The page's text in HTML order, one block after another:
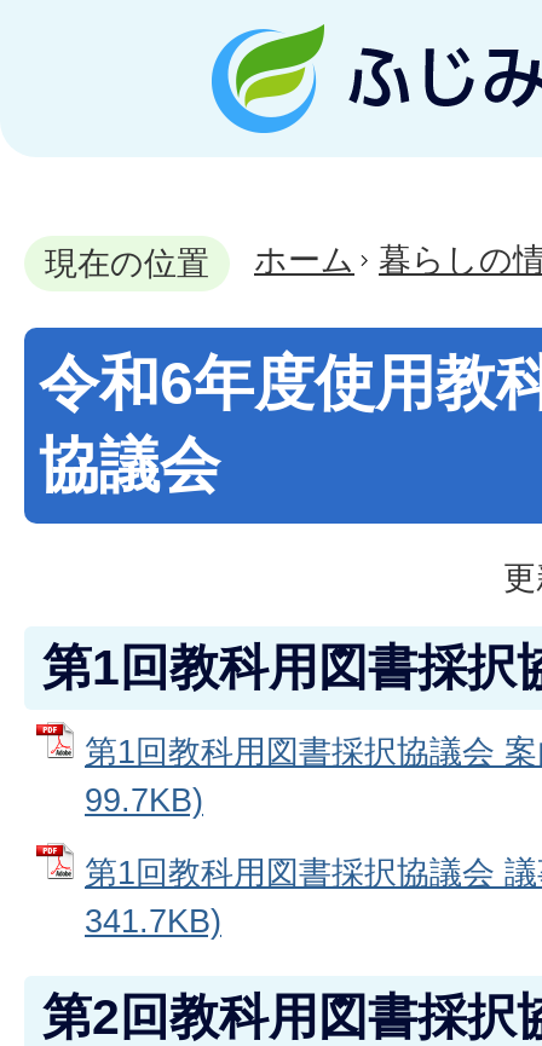
現在の位置 ホーム 暮らしの
令和6年度使用教
協議会
第1回教科用図書採択
第1回教科用図書採択協議会
99.7KB)
第1回教科用図書採択協議会
341.7KB)
第2回教科用図書採択